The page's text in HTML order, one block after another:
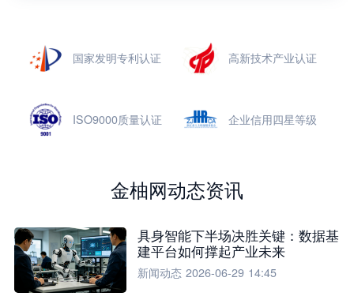
国家发明专利认证 高新技术产业认证
ISO9000质量认证 企业信用四星等级
金柚网动态资讯
具身智能下半场决胜关键：数据基
建平台如何撑起产业未来
新闻动态 2026-06-29 14:45